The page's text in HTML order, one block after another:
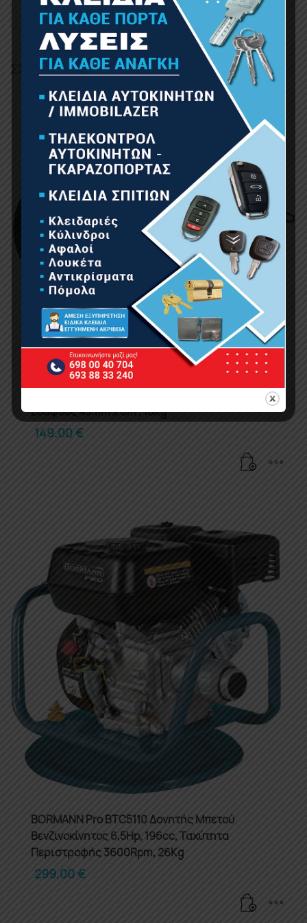
ΣΧΕΤΙΚΆ ΠΡΟΪΌΝΤΑ
Εδάφους 45mm x 6m , 18Kg
149.00€
BORMANN Pro BTC5110 Δονητής Μπετού
Βενζινοκίνητος 6,5Hp, 196cc, Ταχύτητα
Περιστροφής 3600Rpm, 26Kg
299.00€